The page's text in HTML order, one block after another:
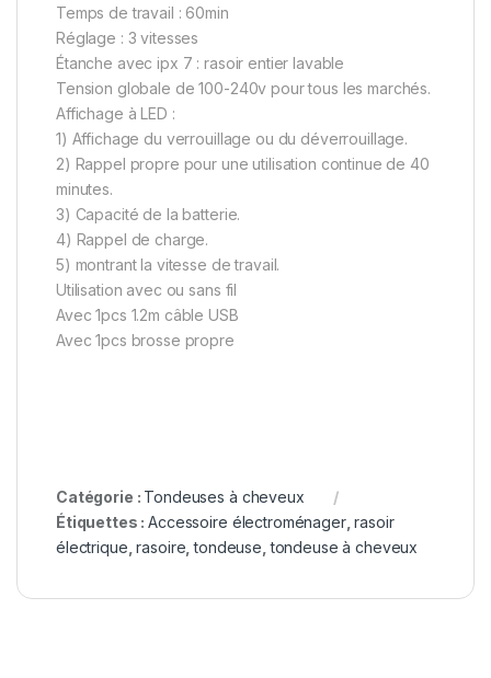
Temps de travail : 60min
Réglage : 3 vitesses
Étanche avec ipx 7 : rasoir entier lavable
Tension globale de 100-240v pour tous les marchés.
Affichage à LED :
1) Affichage du verrouillage ou du déverrouillage.
2) Rappel propre pour une utilisation continue de 40
minutes.
3) Capacité de la batterie.
4) Rappel de charge.
5) montrant la vitesse de travail.
Utilisation avec ou sans fil
Avec 1pcs 1.2m câble USB
Avec 1pcs brosse propre
Catégorie : Tondeuses à cheveux
Étiquettes :Accessoire électroménager,rasoir
électrique ,rasoire ,tondeuse ,tondeuse à cheveux